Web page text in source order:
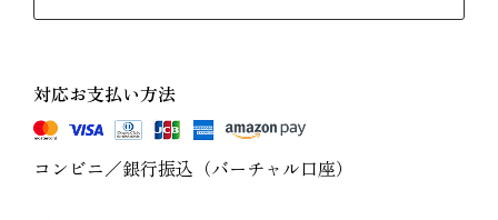
対応お支払い方法
コンビニ／銀行振込（バーチャル口座）